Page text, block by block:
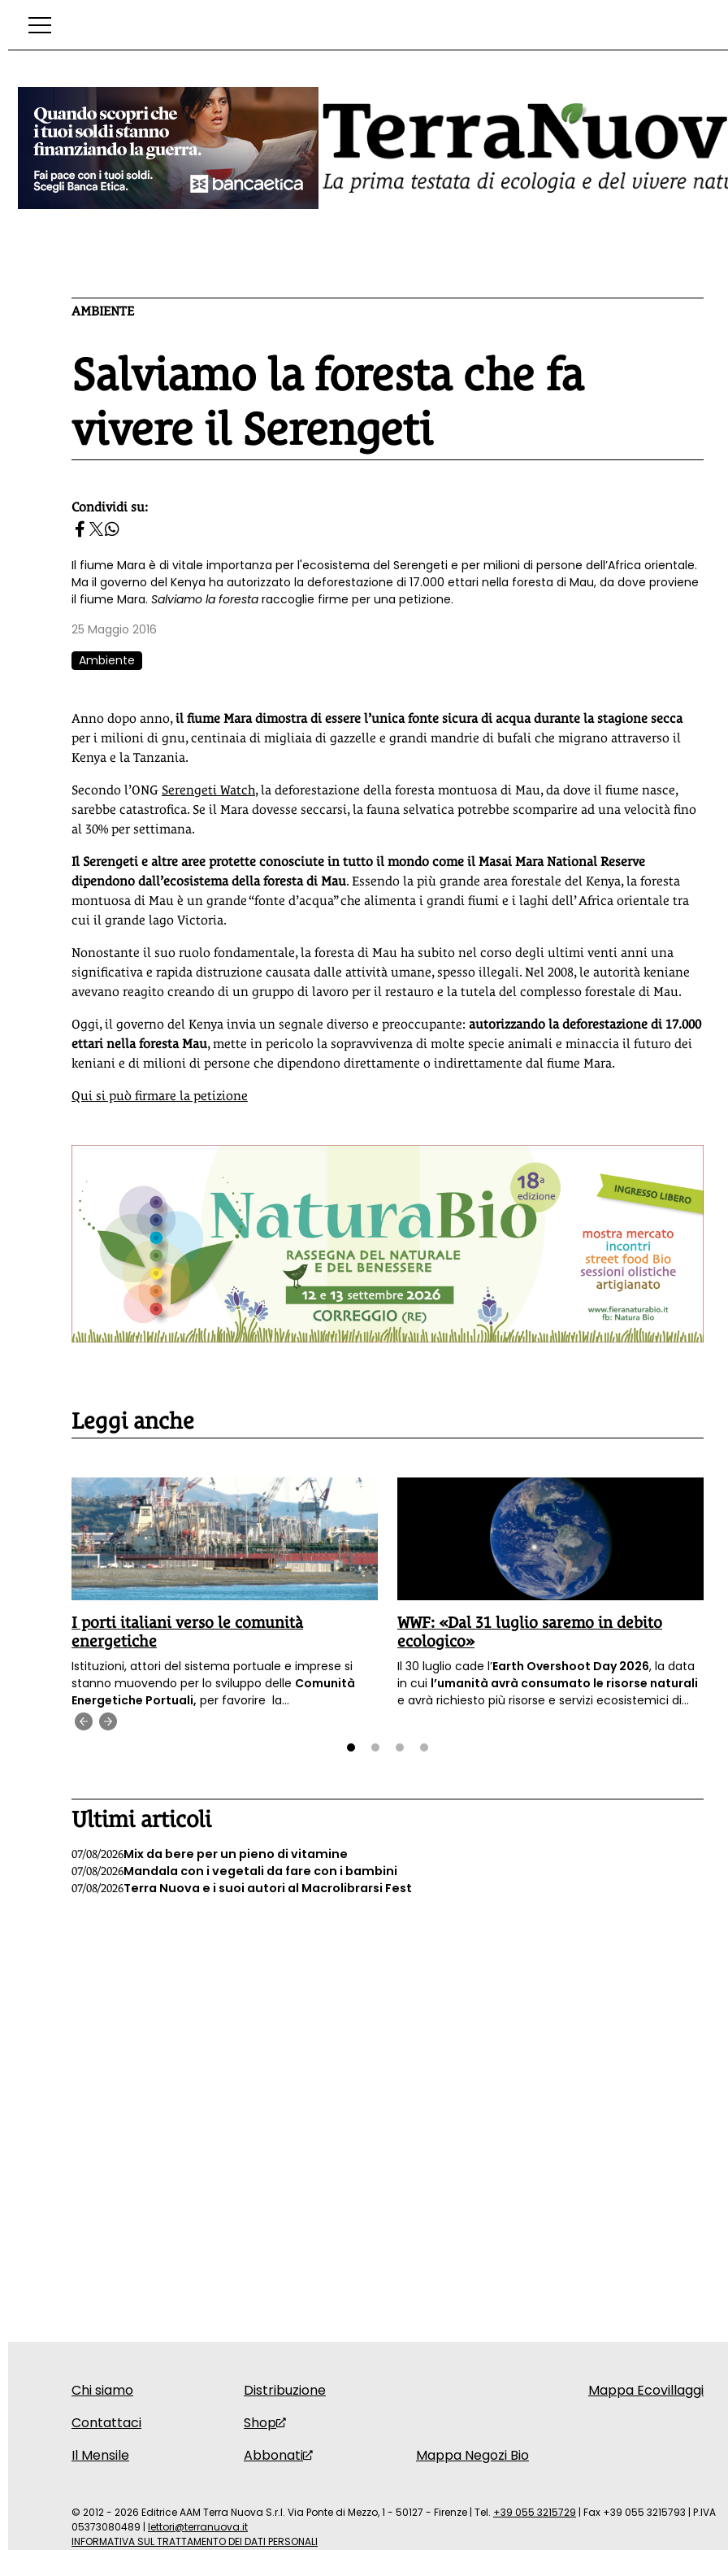
AMBIENTE
Salviamo la foresta che fa
vivere il Serengeti
homepage h2
Condividi su:
Il fiume Mara è di vitale importanza per l'ecosistema del Serengeti e per milioni di persone dell’Africa orientale.
Ma il governo del Kenya ha autorizzato la deforestazione di 17.000 ettari nella foresta di Mau, da dove proviene
il fiume Mara. Salviamo la foresta raccoglie firme per una petizione.
25 Maggio 2016
Ambiente
Anno dopo anno,il fiume Mara dimostra di essere l’unica fonte sicura di acqua durante la stagione secca
per i milioni di gnu, centinaia di migliaia di gazzelle e grandi mandrie di bufali che migrano attraverso il
Kenya e la Tanzania.
Secondo l’ONG Serengeti Watch, la deforestazione della foresta montuosa di Mau, da dove il fiume nasce,
sarebbe catastrofica. Se il Mara dovesse seccarsi, la fauna selvatica potrebbe scomparire ad una velocità fino
al 30% per settimana.
Il Serengeti e altre aree protette conosciute in tutto il mondo come il Masai Mara National Reserve
dipendono dall’ecosistema della foresta di Mau. Essendo la più grande area forestale del Kenya, la foresta
montuosa di Mau è un grande “fonte d’acqua” che alimenta i grandi fiumi e i laghi dell’ Africa orientale tra
cui il grande lago Victoria.
Nonostante il suo ruolo fondamentale, la foresta di Mau ha subito nel corso degli ultimi venti anni una
significativa e rapida distruzione causata dalle attività umane, spesso illegali. Nel 2008, le autorità keniane
avevano reagito creando di un gruppo di lavoro per il restauro e la tutela del complesso forestale di Mau.
Oggi, il governo del Kenya invia un segnale diverso e preoccupante: autorizzando la deforestazione di 17.000
ettari nella foresta Mau, mette in pericolo la sopravvivenza di molte specie animali e minaccia il futuro dei
keniani e di milioni di persone che dipendono direttamente o indirettamente dal fiume Mara.
Qui si può firmare la petizione
Leggi anche
I porti italiani verso le comunità
energetiche
Istituzioni, attori del sistema portuale e imprese si
stanno muovendo per lo sviluppo delle Comunità
Energetiche Portuali, per favorire la
decarbonizzazione
WWF: «Dal 31 luglio saremo in debito
ecologico»
Il 30 luglio cade l’Earth Overshoot Day 2026, la data
in cui l’umanità avrà consumato le risorse naturali
e avrà richiesto più risorse e servizi ecosistemici di
ecologico.
Ultimi articoli
07/08/2026Mix da bere per un pieno di vitamine
07/08/2026Mandala con i vegetali da fare con i bambini
07/08/2026Terra Nuova e i suoi autori al Macrolibrarsi Fest
Chi siamo
Contattaci
Il Mensile
Distribuzione
Shop
Abbonati
Mappa Negozi Bio
Mappa Ecovillaggi
© 2012 - 2026 Editrice AAM Terra Nuova S.r.l. Via Ponte di Mezzo, 1 - 50127 - Firenze | Tel. +39 055 3215729 | Fax +39 055 3215793 | P.IVA
05373080489 | lettori@terranuova.it
INFORMATIVA SUL TRATTAMENTO DEI DATI PERSONALI